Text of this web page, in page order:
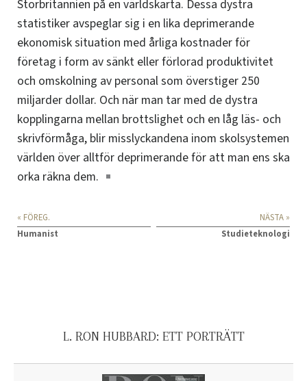
Storbritannien på en världskarta. Dessa dystra
statistiker avspeglar sig i en lika deprimerande
ekonomisk situation med årliga kostnader för
företag i form av sänkt eller förlorad produktivitet
och omskolning av personal som överstiger 250
miljarder dollar. Och när man tar med de dystra
kopplingarna mellan brottslighet och en låg läs- och
skrivförmåga, blir misslyckandena inom skolsystemen
världen över alltför deprimerande för att man ens ska
orka räkna dem.
« FÖREG.
Humanist
NÄSTA »
Studieteknologi
L. RON HUBBARD: ETT PORTRÄTT